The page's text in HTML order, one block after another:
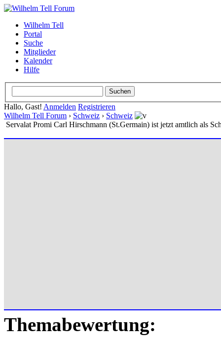
Wilhelm Tell
Portal
Suche
Mitglieder
Kalender
Hilfe
Hallo, Gast! Anmelden Registrieren
Wilhelm Tell Forum › Schweiz › Schweiz
Servalat Promi Carl Hirschmann (St.Germain) ist jetzt amtlich als
Themabewertung: